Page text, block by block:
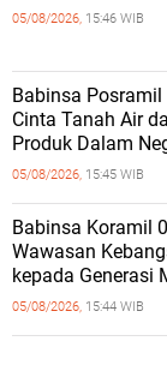
05/08/2026, 15:46 WIB
Babinsa
Cinta Tanah Air
Produk Dalam
05/08/2026, 15:45 WIB
Babinsa Koramil
Wawasan
kepada Generasi
05/08/2026, 15:44 WIB